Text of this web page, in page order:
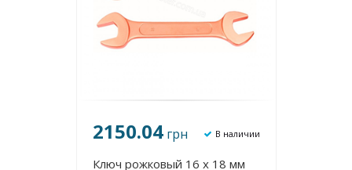
2150.04 грн В наличии
Ключ рожковый 16 х 18 мм